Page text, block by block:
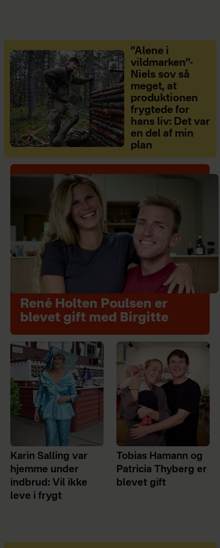
”Alene i
vildmarken”-
Niels sov så
meget, at
produktionen
frygtede for
hans liv: Det var
en del af min
plan
René Holten Poulsen er
blevet gift med Birgitte
Karin Salling var
hjemme under
indbrud: Vil ikke
leve i frygt
Tobias Hamann og
Patricia Thyberg er
blevet gift